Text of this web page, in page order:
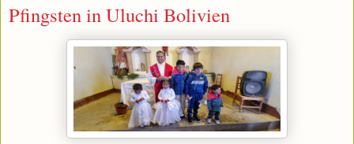
Pfingsten in Uluchi Bolivien